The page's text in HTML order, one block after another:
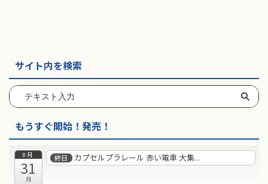
サイト内を検索
もうすぐ開始！発売！
8月
31
月
終日 カプセルプラレール 赤い電車 大集...